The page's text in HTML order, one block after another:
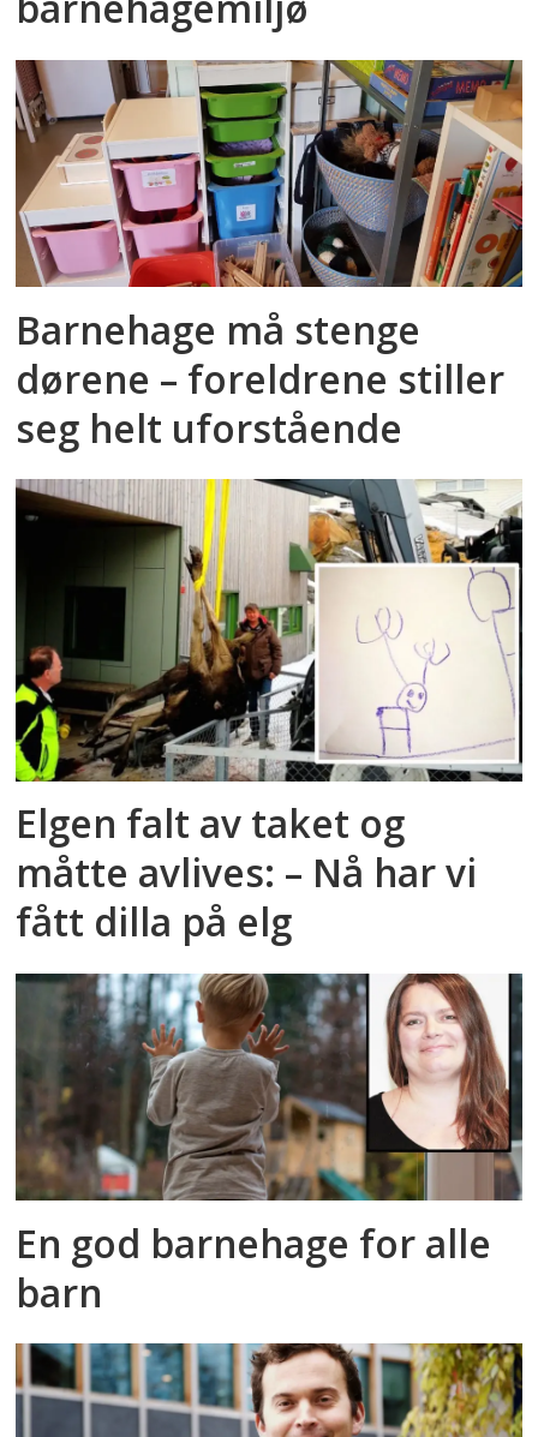
Barnehage må stenge
dørene – foreldrene stiller
seg helt uforstående
Elgen falt av taket og
måtte avlives: – Nå har vi
fått dilla på elg
En god barnehage for alle
barn